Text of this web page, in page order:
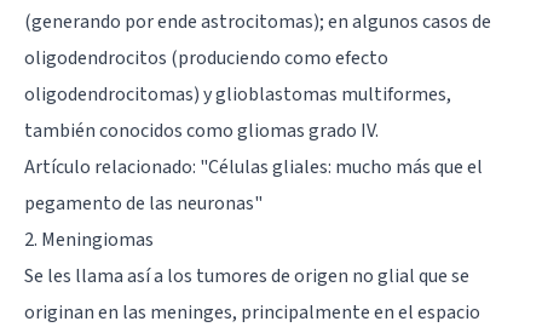
(generando por ende astrocitomas); en algunos casos de
oligodendrocitos (produciendo como efecto
oligodendrocitomas) y glioblastomas multiformes,
también conocidos como gliomas grado IV.
Artículo relacionado: "Células gliales: mucho más que el
pegamento de las neuronas"
2. Meningiomas
Se les llama así a los tumores de origen no glial que se
originan en las meninges, principalmente en el espacio